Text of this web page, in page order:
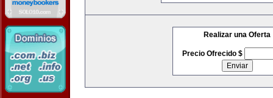
Realizar una Oferta
Precio Ofrecido $